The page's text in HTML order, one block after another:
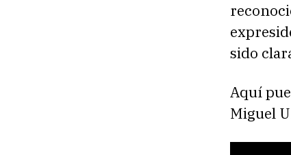
sido
Aquí
Miguel